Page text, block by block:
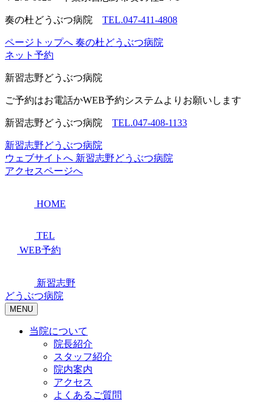
奏の杜どうぶつ病院 TEL.047-411-4808
ページトップへ 奏の杜どうぶつ病院
ネット予約
新習志野どうぶつ病院
ご予約はお電話かWEB予約システムよりお願いします
新習志野どうぶつ病院 TEL.047-408-1133
新習志野どうぶつ病院
ウェブサイトへ 新習志野どうぶつ病院
アクセスページへ
HOME
TEL
WEB予約
新習志野
どうぶつ病院
MENU
当院について
院長紹介
スタッフ紹介
院内案内
アクセス
よくあるご質問